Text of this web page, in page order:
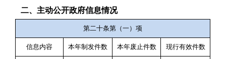
二、主动公开政府信息情况
第二十条第（一）项
信息内容 本年制发件数 本年废止件数 现行有效件数